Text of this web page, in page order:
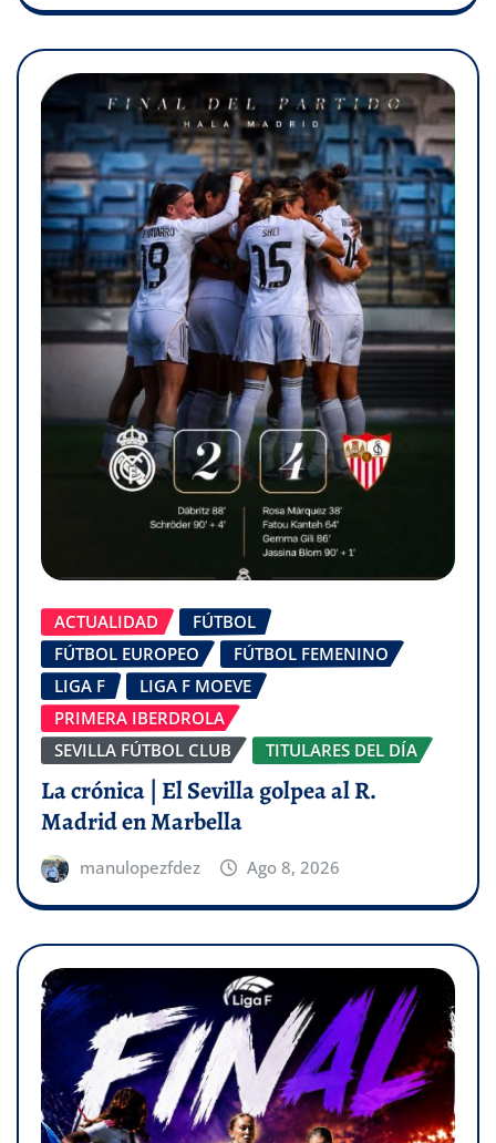
ACTUALIDAD
FÚTBOL
FÚTBOL EUROPEO
FÚTBOL FEMENINO
LIGA F
LIGA F MOEVE
PRIMERA IBERDROLA
SEVILLA FÚTBOL CLUB
TITULARES DEL DÍA
La crónica | El Sevilla golpea al R.
Madrid en Marbella
manulopezfdez Ago 8, 2026